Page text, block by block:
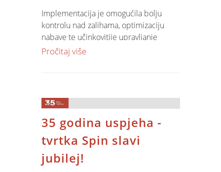
Implementacija je omogućila bolju
kontrolu nad zalihama, optimizaciju
nabave te učinkovitije upravljanje
prodajom i financijama. Zahvaljujući
specifične potrebe i rast poslovanja.
Zahvaljujemo tvrtki Grga na povjerenju i
veselimo se njezinim budućim
uspjesima s Jupiter Software ERP-om!
Pročitaj više
35 godina uspjeha -
tvrtka Spin slavi
jubilej!